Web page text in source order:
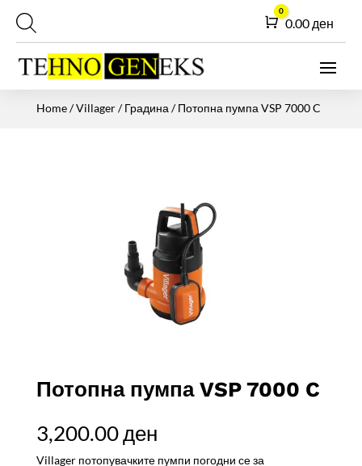
Cart
0
0.00 ден
Home/Villager/Градина / Потопна пумпа VSP 7000 C
Потопна пумпа VSP 7000 C
3,200.00ден
Villager потопувачките пумпи погодни се за